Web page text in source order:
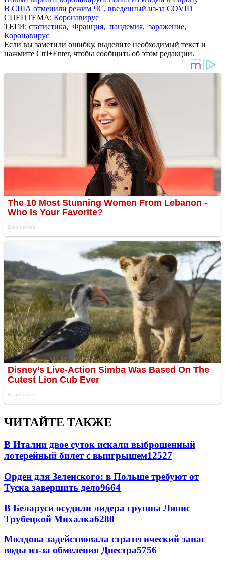
В США отменили режим ЧС, введенный из-за COVID
СПЕЦТЕМА: Коронавирус
ТЕГИ: статистика, Франция, пандемия, заражение,
Коронавирус
Если вы заметили ошибку, выделите необходимый текст и
нажмите Ctrl+Enter, чтобы сообщить об этом редакции.
ЧИТАЙТЕ ТАКЖЕ
В Италии двое суток искали выброшенный
лотерейный билет с выигрышем12527
Орден для Зеленского: в Польше требуют от
Туска завершить дело9664
В Беларуси осудили лидера группы Ляпис
Трубецкой Михалка6280
Молдова задействовала стратегический запас
воды из-за обмеления Днестра5756